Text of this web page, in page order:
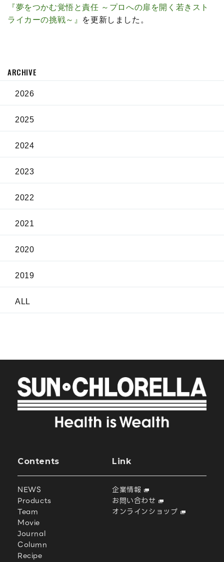
『夢をつかむ覚悟と責任 ～プロへの扉を開く若きスト
ライカーの挑戦～』 を更新しました。
ARCHIVE
2026
2025
2024
2023
2022
2021
2020
2019
ALL
Contents
NEWS
Products
Team
Movie
Journal
Column
Recipe
Link
企業情報
お問い合わせ
オンラインショップ